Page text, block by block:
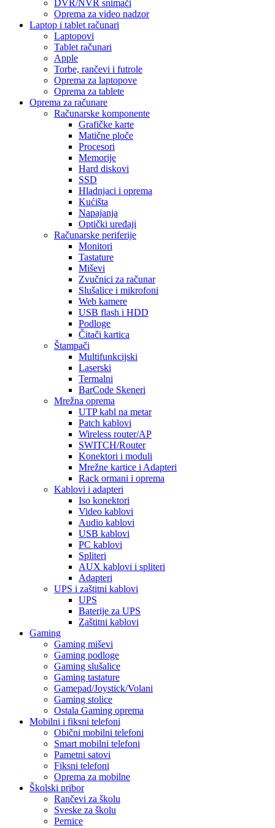
DVR/NVR snimači
Oprema za video nadzor
Laptop i tablet računari
Laptopovi
Tablet računari
Apple
Torbe, rančevi i futrole
Oprema za laptopove
Oprema za tablete
Oprema za računare
Računarske komponente
Grafičke karte
Matične ploče
Procesori
Memorije
Hard diskovi
SSD
Hladnjaci i oprema
Kućišta
Napajanja
Optički uređaji
Računarske periferije
Monitori
Tastature
Miševi
Zvučnici za računar
Slušalice i mikrofoni
Web kamere
USB flash i HDD
Podloge
Čitači kartica
Štampači
Multifunkcijski
Laserski
Termalni
BarCode Skeneri
Mrežna oprema
UTP kabl na metar
Patch kablovi
Wireless router/AP
SWITCH/Router
Konektori i moduli
Mrežne kartice i Adapteri
Rack ormani i oprema
Kablovi i adapteri
Iso konektori
Video kablovi
Audio kablovi
USB kablovi
PC kablovi
Spliteri
AUX kablovi i spliteri
Adapteri
UPS i zaštitni kablovi
UPS
Baterije za UPS
Zaštitni kablovi
Gaming
Gaming miševi
Gaming podloge
Gaming slušalice
Gaming tastature
Gamepad/Joystick/Volani
Gaming stolice
Ostala Gaming oprema
Mobilni i fiksni telefoni
Obični mobilni telefoni
Smart mobilni telefoni
Pametni satovi
Fiksni telefoni
Oprema za mobilne
Školski pribor
Rančevi za školu
Sveske za školu
Pernice